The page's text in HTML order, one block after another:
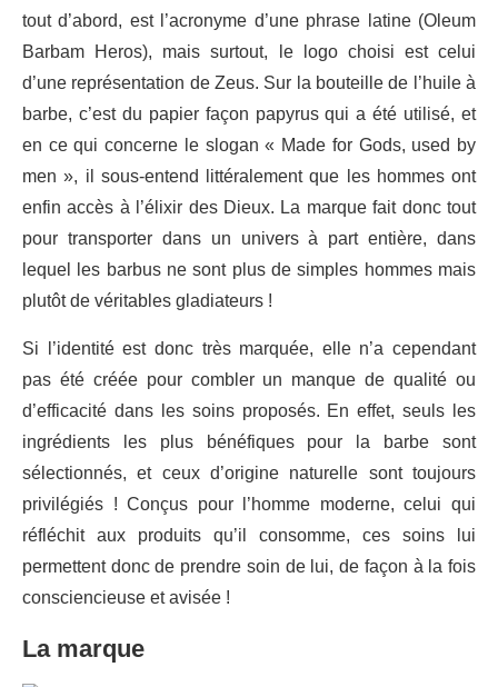
tout d’abord, est l’acronyme d’une phrase latine (Oleum
Barbam Heros), mais surtout, le logo choisi est celui
d’une représentation de Zeus. Sur la bouteille de l’huile à
barbe, c’est du papier façon papyrus qui a été utilisé, et
en ce qui concerne le slogan « Made for Gods, used by
men », il sous-entend littéralement que les hommes ont
enfin accès à l’élixir des Dieux. La marque fait donc tout
pour transporter dans un univers à part entière, dans
lequel les barbus ne sont plus de simples hommes mais
plutôt de véritables gladiateurs !
Si l’identité est donc très marquée, elle n’a cependant
pas été créée pour combler un manque de qualité ou
d’efficacité dans les soins proposés. En effet, seuls les
ingrédients les plus bénéfiques pour la barbe sont
sélectionnés, et ceux d’origine naturelle sont toujours
privilégiés ! Conçus pour l’homme moderne, celui qui
réfléchit aux produits qu’il consomme, ces soins lui
permettent donc de prendre soin de lui, de façon à la fois
consciencieuse et avisée !
La marque